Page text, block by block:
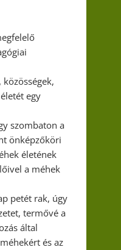
egy
szombaton a
önképzőköri
életének
a méhek
petét rak, úgy
termővé a
által
és az